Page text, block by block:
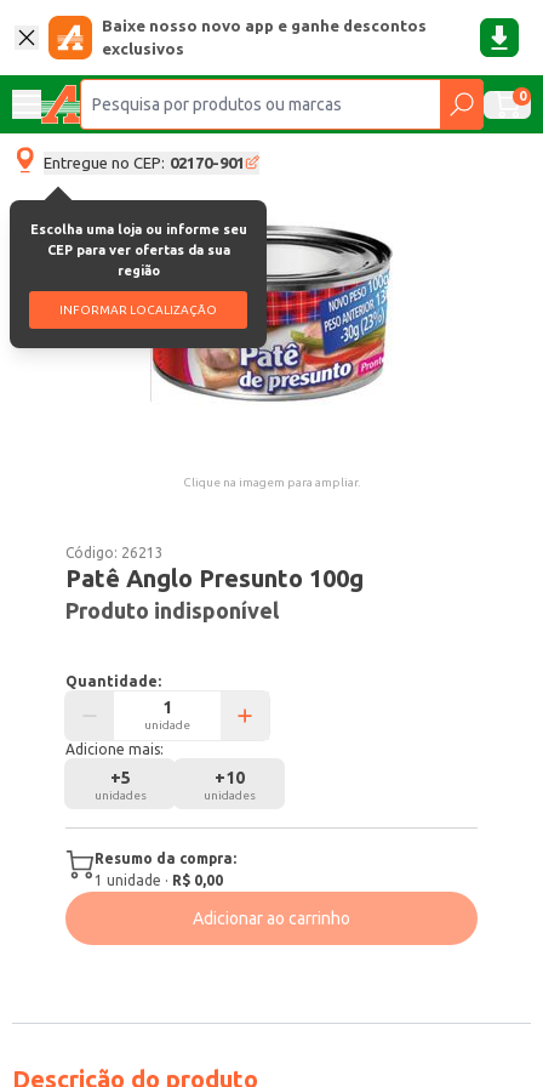
Baixe nosso novo app e ganhe descontos
exclusivos
0
Entregue no CEP: 02170-901
Escolha uma loja ou informe seu
CEP para ver ofertas da sua
região
INFORMAR LOCALIZAÇÃO
Clique na imagem para ampliar.
Código: 26213
Patê Anglo Presunto 100g
Produto indisponível
Quantidade:
unidade
Adicione mais:
+5
unidades
+10
unidades
Resumo da compra:
1 unidade · R$ 0,00
Adicionar ao carrinho
Descrição do produto